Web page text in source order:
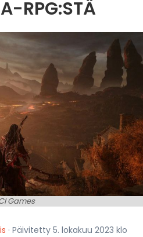
RPG:STÄ
Games
· Päivitetty 5. lokakuu 2023 klo